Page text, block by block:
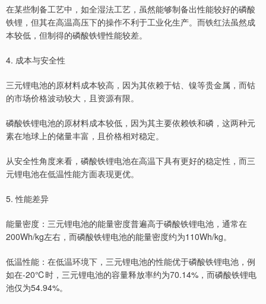
在某些制备工艺中，如全湿法工艺，虽然能够制备出性能较好的磷酸
铁锂，但其在高温高压下的操作不利于工业化生产。而铁红法虽然成
本较低，但制得的磷酸铁锂性能较差。
4. 成本与安全性
三元锂电池的原材料成本较高，因为其依赖于钴、镍等贵金属，而钴
的市场价格波动较大，且资源有限。
磷酸铁锂电池的原材料成本较低，因为其主要依赖铁和磷，这两种元
素在地球上的储量丰富，且价格相对稳定。
从安全性角度来看，磷酸铁锂电池在高温下具有更好的稳定性，而三
元锂电池在低温性能方面表现更优。
5. 性能差异
能量密度：三元锂电池的能量密度普遍高于磷酸铁锂电池，通常在
200Wh/kg左右，而磷酸铁锂电池的能量密度约为110Wh/kg。
低温性能：在低温环境下，三元锂电池的性能优于磷酸铁锂电池，例
如在-20℃时，三元锂电池的容量释放率约为70.14%，而磷酸铁锂电
池仅为54.94%。